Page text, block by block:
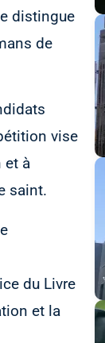
distingue
de
vise
et à
saint.
du Livre
et la